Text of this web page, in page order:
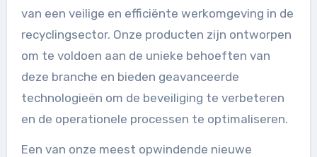
van een veilige en efficiënte werkomgeving in de
recyclingsector. Onze producten zijn ontworpen
om te voldoen aan de unieke behoeften van
deze branche en bieden geavanceerde
technologieën om de beveiliging te verbeteren
en de operationele processen te optimaliseren.
Een van onze meest opwindende nieuwe